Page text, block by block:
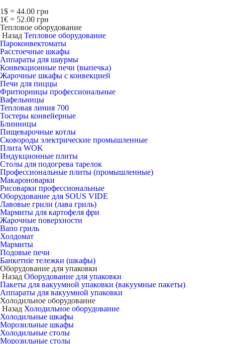
1$ = 44.00 грн
1€ = 52.00 грн
Тепловое оборудование
Назад Тепловое оборудование
Пароконвектоматы
Расcтоечные шкафы
Аппараты для шаурмы
Конвекционные печи (выпечка)
Жарочные шкафы с конвекцией
Печи для пиццы
Фритюрницы профессиональные
Вафельницы
Тепловая линия 700
Тостеры конвейерные
Блинницы
Пищеварочные котлы
Сковороды электрические промышленные
Плита WOK
Индукционные плиты
Столы для подогрева тарелок
Профессиональные плиты (промышленные)
Макароноварки
Рисоварки профессиональные
Оборудование для SOUS VIDE
Лавовые грили (лава гриль)
Мармиты для картофеля фри
Жарочные поверхности
Вапо гриль
Холдомат
Мармиты
Подовые печи
Банкетніе тележки (шкафы)
Оборудование для упаковки
Назад Оборудование для упаковки
Пакеты для вакуумной упаковки (вакуумные пакеты)
Аппараты для вакуумной упаковки
Холодильное оборудование
Назад Холодильное оборудование
Холодильные шкафы
Морозильные шкафы
Холодильные столы
Морозильные столы